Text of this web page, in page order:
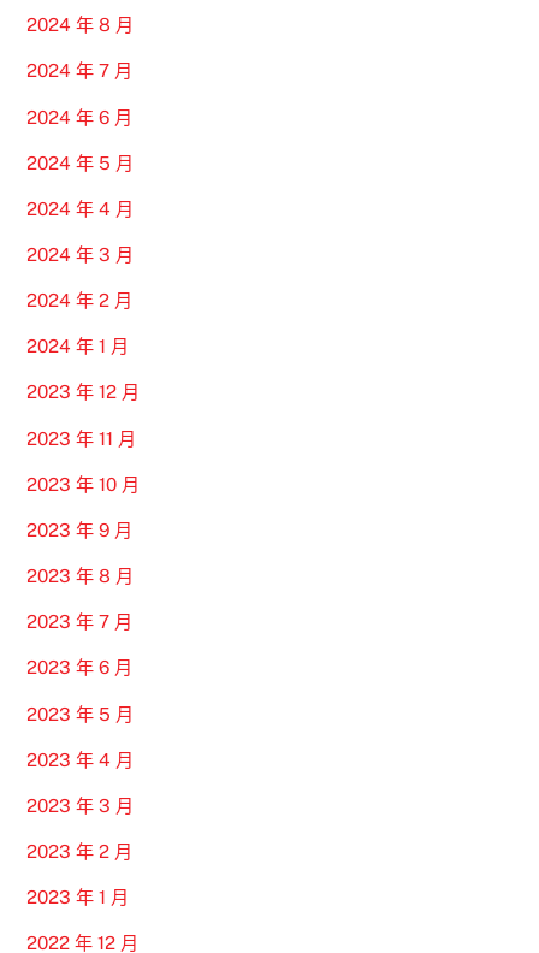
2024 年 8 月
2024 年 7 月
2024 年 6 月
2024 年 5 月
2024 年 4 月
2024 年 3 月
2024 年 2 月
2024 年 1 月
2023 年 12 月
2023 年 11 月
2023 年 10 月
2023 年 9 月
2023 年 8 月
2023 年 7 月
2023 年 6 月
2023 年 5 月
2023 年 4 月
2023 年 3 月
2023 年 2 月
2023 年 1 月
2022 年 12 月